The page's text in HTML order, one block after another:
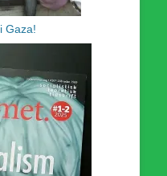
Gaza!